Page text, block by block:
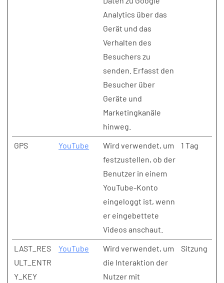
Analytics über das
Gerät und das
Verhalten des
Besuchers zu
senden. Erfasst den
Besucher über
Geräte und
Marketingkanäle
hinweg.
GPS
YouTube
Wird verwendet, um
festzustellen, ob der
Benutzer in einem
YouTube-Konto
eingeloggt ist, wenn
er eingebettete
Videos anschaut.
1 Tag
LAST_RES
ULT_ENTR
Y_KEY
YouTube
Wird verwendet, um
die Interaktion der
Nutzer mit
Sitzung